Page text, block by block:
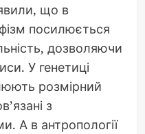
що в
посилюється
дозволяючи
У генетиці
розмірний
з
А в антропології